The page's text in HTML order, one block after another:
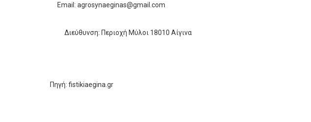
Εmail: agrosynaeginas@gmail.com
Διεύθυνση: Περιοχή Μύλοι 18010 Αίγινα
Πηγή: fistikiaegina.gr